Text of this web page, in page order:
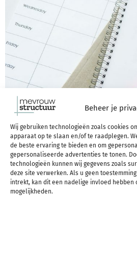
Beheer je
Wij gebruiken technologieën zoals cookies
apparaat op te slaan en/of te raadplegen.
de beste ervaring te bieden en om
gepersonaliseerde advertenties te tonen.
technologieën kunnen wij gegevens zoals
deze site verwerken. Als u geen
intrekt, kan dit een nadelige invloed hebben
mogelijkheden.
Iets wat ik heel vaak hoor is:
te houden aan mijn planning.Ik
planning, maar vervolgens
staat.